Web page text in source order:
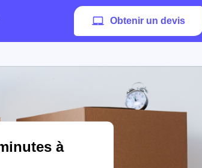
Obtenir un devis